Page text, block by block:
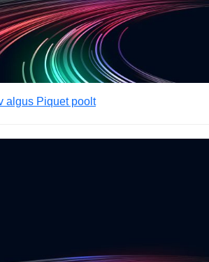
algus Piquet poolt